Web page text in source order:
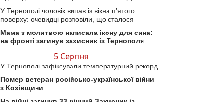
У Тернополі чоловік випав із вікна п’ятого
поверху: очевидці розповіли, що сталося
Мама з молитвою написала ікону для сина:
на фронті загинув захисник із Тернополя
5 Серпня
У Тернополі зафіксували температурний рекорд
Помер ветеран російсько-української війни
з Козівщини